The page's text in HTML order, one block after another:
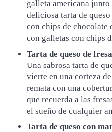
galleta americana junto
deliciosa tarta de
con chips de chocolate
con galletas con chips
Tarta de queso de
Una sabrosa tarta de
vierte en una corteza
remata con una
que recuerda a las
el sueño de cualquier
Tarta de queso con